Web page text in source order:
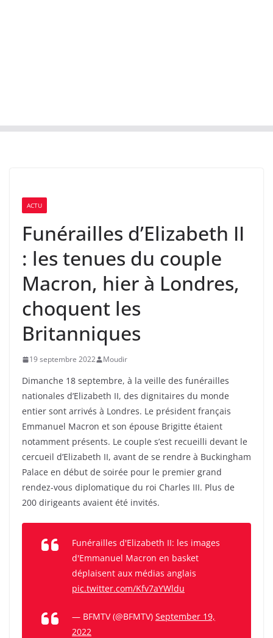
ACTU
Funérailles d’Elizabeth II
: les tenues du couple
Macron, hier à Londres,
choquent les
Britanniques
19 septembre 2022 Moudir
Dimanche 18 septembre, à la veille des funérailles
nationales d’Elizabeth II, des dignitaires du monde
entier sont arrivés à Londres. Le président français
Emmanuel Macron et son épouse Brigitte étaient
notamment présents. Le couple s’est recueilli devant le
cercueil d’Elizabeth II, avant de se rendre à Buckingham
Palace en début de soirée pour le premier grand
rendez-vous diplomatique du roi Charles III. Plus de
200 dirigeants avaient été invités.
Funérailles d'Elizabeth II: les images
d'Emmanuel Macron en basket
déplaisent aux médias anglais
pic.twitter.com/Kfv7aYWldu
— BFMTV (@BFMTV) September 19,
2022